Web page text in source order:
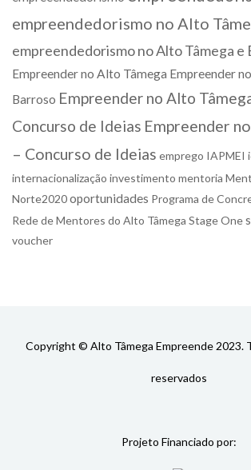
empreendedorismo no Alto
empreendedorismo no Alto Tâmega e
Empreender no Alto Tâmega Empreender
Barroso Empreender no Alto
Concurso de Ideias Empreender
– Concurso de Ideias emprego IAPMEI
internacionalização investimento mentoria
Norte2020oportunidades Programa de
Rede de Mentores do Alto Tâmega Stage One
voucher
Copyright © Alto Tâmega Empreende 2023.
reservados
Projeto Financiado por: